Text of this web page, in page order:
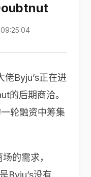
Byju’s正在进
的后期商洽。
轮融资中筹集
的需求，
Byju’s没有